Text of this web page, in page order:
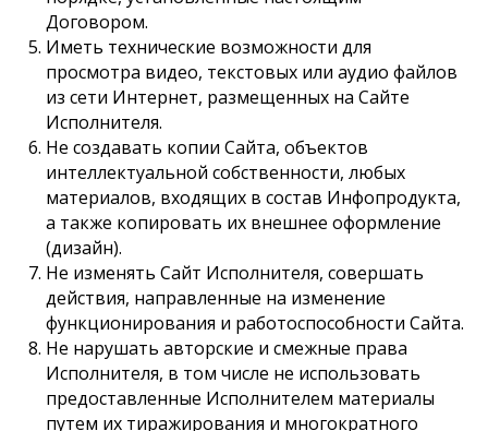
Договором.
Иметь технические возможности для
просмотра видео, текстовых или аудио файлов
из сети Интернет, размещенных на Сайте
Исполнителя.
Не создавать копии Сайта, объектов
интеллектуальной собственности, любых
материалов, входящих в состав Инфопродукта,
а также копировать их внешнее оформление
(дизайн).
Не изменять Сайт Исполнителя, совершать
действия, направленные на изменение
функционирования и работоспособности Сайта.
Не нарушать авторские и смежные права
Исполнителя, в том числе не использовать
предоставленные Исполнителем материалы
путем их тиражирования и многократного